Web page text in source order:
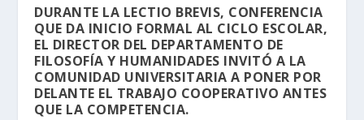
DURANTE LA LECTIO BREVIS, CONFERENCIA
QUE DA INICIO FORMAL AL CICLO ESCOLAR,
EL DIRECTOR DEL DEPARTAMENTO DE
FILOSOFÍA Y HUMANIDADES INVITÓ A LA
COMUNIDAD UNIVERSITARIA A PONER POR
DELANTE EL TRABAJO COOPERATIVO ANTES
QUE LA COMPETENCIA.